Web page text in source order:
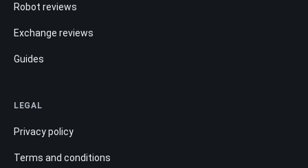
Robot reviews
Exchange reviews
Guides
LEGAL
Privacy policy
Terms and conditions